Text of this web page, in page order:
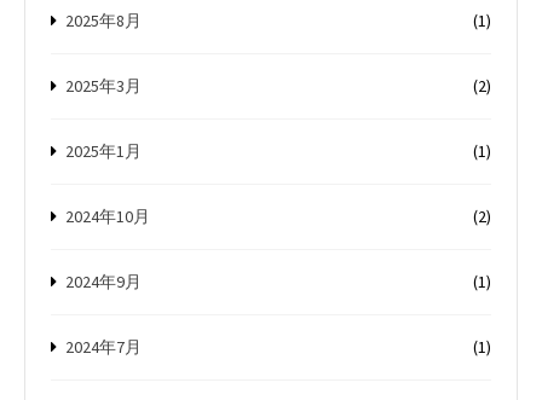
2025年8月 (1)
2025年3月 (2)
2025年1月 (1)
2024年10月 (2)
2024年9月 (1)
2024年7月 (1)